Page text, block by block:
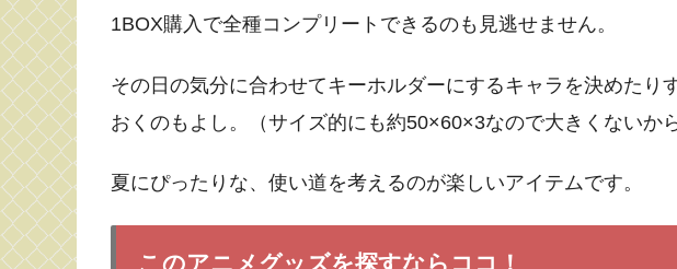
1BOX購入で全種コンプリートできるのも見逃せません。
その日の気分に合わせてキーホルダーにするキャラを決めた
おくのもよし。（サイズ的にも約50×60×3なので大きくないか
夏にぴったりな、使い道を考えるのが楽しいアイテムです。
このアニメグッズを探すならココ！